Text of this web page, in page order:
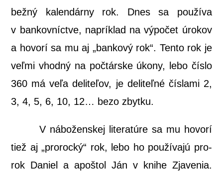
bež­ný kalen­dár­ny rok. Dnes sa pou­ží­va
v ban­kov­níc­tve, naprí­klad na výpo­čet úro­kov
a hovo­rí sa mu aj „ban­ko­vý rok“. Ten­to rok je
veľ­mi vhod­ný na počtár­ske úko­ny, lebo čís­lo
360 má veľa deli­te­ľov, je deli­teľ­né čís­la­mi 2,
3, 4, 5, 6, 10, 12… bezo zbytku.
V nábo­žen­skej lite­ra­tú­re sa mu hovo­rí
tiež aj „pro­roc­ký“ rok, lebo ho pou­ží­va­jú pro­
rok Daniel a apoš­tol Ján v kni­he Zja­ve­nia.